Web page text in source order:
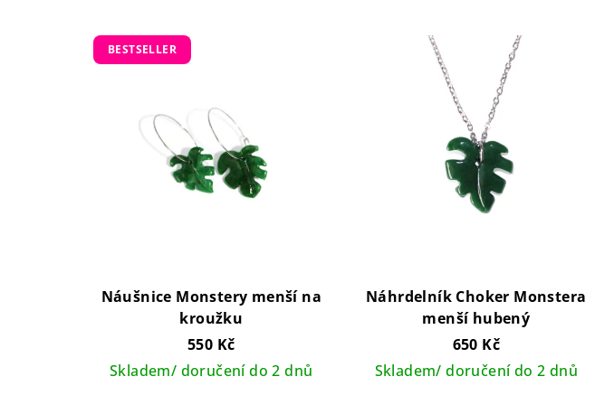
BESTSELLER
Náušnice Monstery menší na
kroužku
550 Kč
Skladem/ doručení do 2 dnů
Náhrdelník Choker Monstera
menší hubený
650 Kč
Skladem/ doručení do 2 dnů